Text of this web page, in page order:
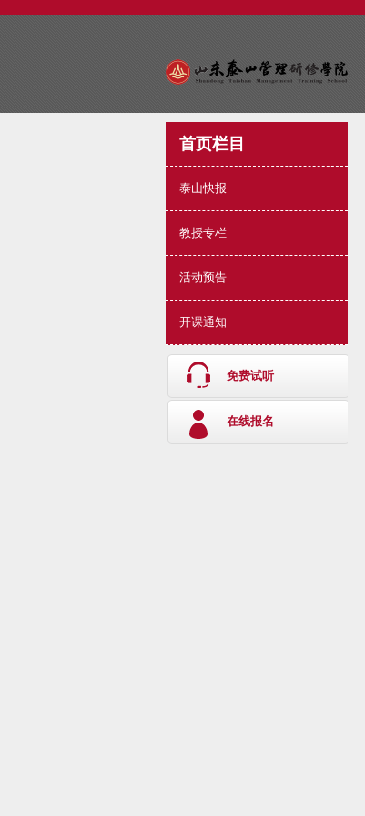
首页栏目
泰山快报
教授专栏
活动预告
开课通知
免费试听
在线报名